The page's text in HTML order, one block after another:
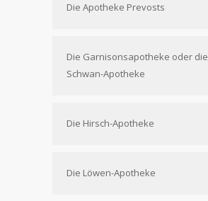
Die Apotheke Prevosts
Die Garnisonsapotheke oder die
Schwan-Apotheke
Die Hirsch-Apotheke
Die Löwen-Apotheke